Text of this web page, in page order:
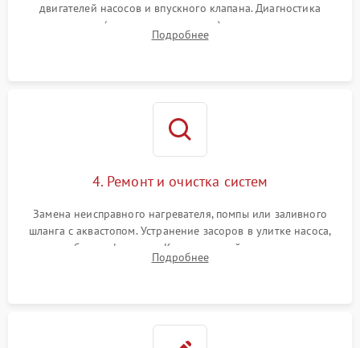
двигателей насосов и впускного клапана. Диагностика
прессостата (датчика уровня воды), датчика мутности,
концевика дверцы и электронного модуля управления.
Подробнее
4. Ремонт и очистка систем
Замена неисправного нагревателя, помпы или заливного
шланга с аквастопом. Устранение засоров в улитке насоса,
патрубках и фильтрах. Компонентный ремонт платы
управления, восстановление поврежденной проводки.
Подробнее